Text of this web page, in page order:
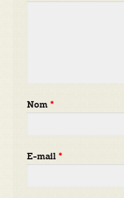
Nom*
E-mail*